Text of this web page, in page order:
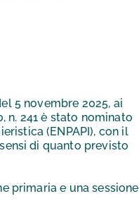
5 novembre 2025, ai
n. 241 è stato nominato
(ENPAPI), con il
di quanto previsto
primaria e una sessione